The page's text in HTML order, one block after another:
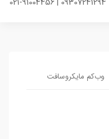
وب‌کم مایکروسافت